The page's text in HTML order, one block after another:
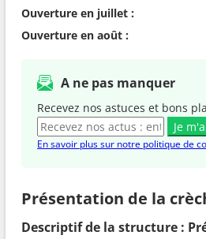
Ouverture en juillet :
Ouverture en août :
A ne pas manquer
Recevez nos astuces et bons
Je
En savoir plus sur notre politique de
Présentation de la
Descriptif de la structure :